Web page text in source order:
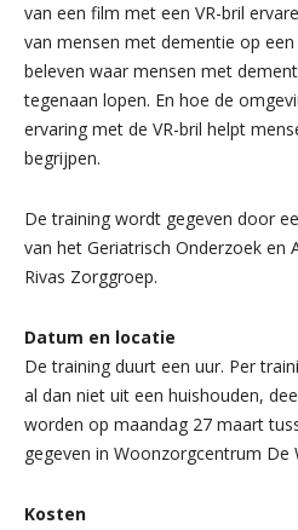
van een film met een VR-bril
van mensen met dementie op
beleven waar mensen met
tegenaan lopen. En hoe de
ervaring met de VR-bril helpt
begrijpen.
De training wordt gegeven door
van het Geriatrisch Onderzoek en
Rivas Zorggroep.
Datum en locatie
De training duurt een uur. Per
al dan niet uit een huishouden,
worden op maandag 27 maart
gegeven in Woonzorgcentrum De
Kosten